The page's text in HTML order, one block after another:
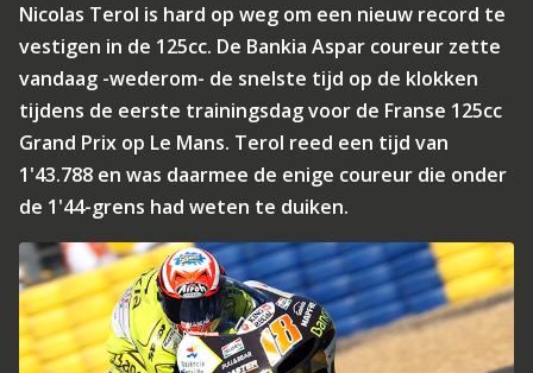
Nicolas Terol is hard op weg om een nieuw record te
vestigen in de 125cc. De Bankia Aspar coureur zette
vandaag -wederom- de snelste tijd op de klokken
tijdens de eerste trainingsdag voor de Franse 125cc
Grand Prix op Le Mans. Terol reed een tijd van
1'43.788 en was daarmee de enige coureur die onder
de 1'44-grens had weten te duiken.